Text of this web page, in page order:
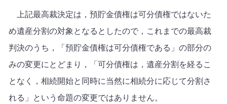
上記最高裁決定は，預貯金債権は可分債権ではないた
め遺産分割の対象となるとしたので，これまでの最高裁
判決のうち，「預貯金債権は可分債権である」の部分の
みの変更にとどまり，「可分債権は，遺産分割を経るこ
となく，相続開始と同時に当然に相続分に応じて分割さ
れる」という命題の変更ではありません。